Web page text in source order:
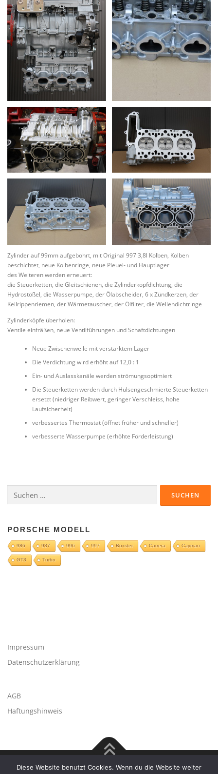
Zylinder auf 99mm aufgebohrt, mit Original 997 3,8l Kolben, Kolben
beschichtet, neue Kolbenringe, neue Pleuel- und Hauptlager
des Weiteren werden erneuert:
die Steuerketten, die Gleitschienen, die Zylinderkopfdichtung, die
Hydrostößel, die Wasserpumpe, der Ölabscheider, 6 x Zündkerzen, der
Keilrippenriemen, der Wärmetauscher, der Ölfilter, die Wellendichtringe
Zylinderköpfe überholen:
Ventile einfräßen, neue Ventilführungen und Schaftdichtungen
Neue Zwischenwelle mit verstärktem Lager
Die Verdichtung wird erhöht auf 12,0 : 1
Ein- und Auslasskanäle werden strömungsoptimiert
Die Steuerketten werden durch Hülsengeschmierte Steuerketten
ersetzt (niedriger Reibwert, geringer Verschleiss, hohe
Laufsicherheit)
verbessertes Thermostat (öffnet früher und schneller)
verbesserte Wasserpumpe (erhöhte Förderleistung)
nach:
PORSCHE MODELL
986 987 996 997 Boxster Carrera Cayman
GT3 Turbo
Impressum
Datenschutzerklärung
AGB
Haftungshinweis
Diese Website benutzt Cookies. Wenn du die Website weiter